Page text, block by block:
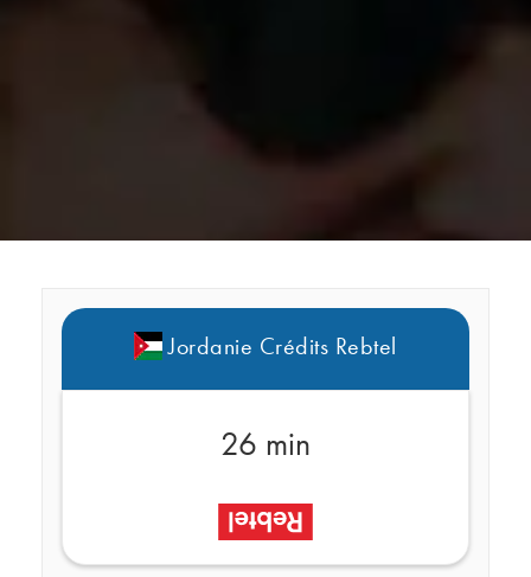
Jordanie Crédits Rebtel
26 min